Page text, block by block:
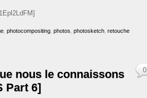
photocompositing photos photosketch retouche
nous le connaissons
Part 6]
0